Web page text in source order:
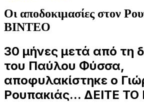
Οι αποδοκιμασίες στον
ΒΙΝΤΕΟ
30 μήνες μετά από τη
του Παύλου Φύσσα,
αποφυλακίστηκε ο
Ρουπακιάς... ΔΕΙΤΕ ΤΟ